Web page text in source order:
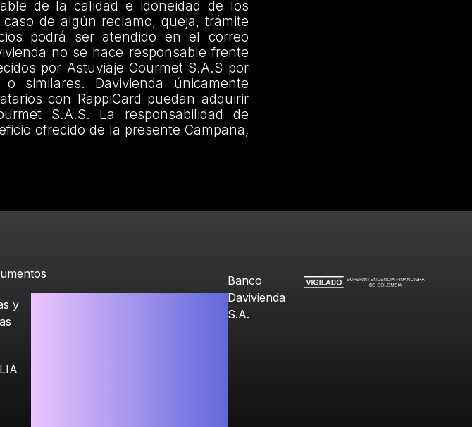
de la calidad e idoneidad de los
de algún reclamo, queja, trámite
podrá ser atendido en el correo
no se hace responsable frente
por Astuviaje Gourmet S.A.S por
similares. Davivienda únicamente
con RappiCard puedan adquirir
S.A.S. La responsabilidad de
ofrecido de la presente Campaña,
y
Banco
Davivienda
S.A.